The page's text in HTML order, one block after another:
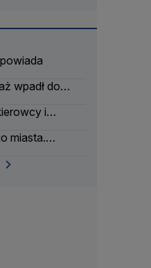
wpadł do
i
miasta.